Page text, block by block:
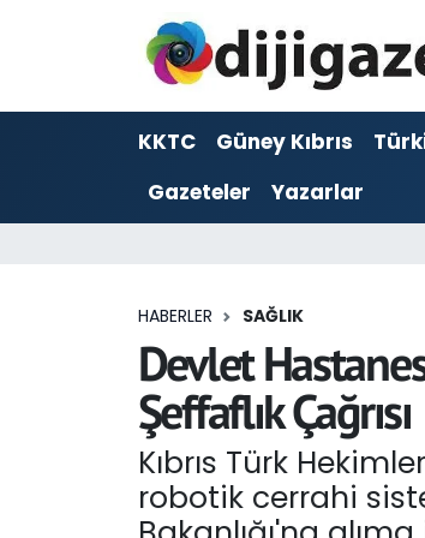
KKTC Güney Kıbrıs
Gazeteler
Yazarlar
HABERLER SAĞLIK
Devlet
Şeffaflık Çağrısı
Kıbrıs Türk
robotik cerrahi
ADVERTORIAL
Dijigazete
Foto Galeri
Güncel
Hava Durumu
Trafik Durumu
Haber Arşivi